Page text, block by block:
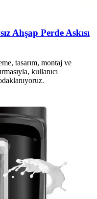
Ahşap Perde Askısı
tasarım, montaj ve
kullanıcı